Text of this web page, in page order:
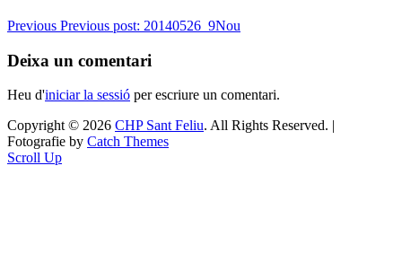
Previous Previous post: 20140526_9Nou
Deixa un comentari
Heu d'iniciar la sessió per escriure un comentari.
Copyright © 2026 CHP Sant Feliu. All Rights Reserved. |
Fotografie by Catch Themes
Scroll Up